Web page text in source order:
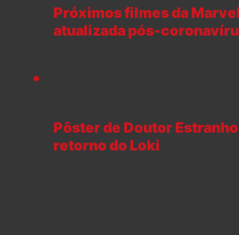
Próximos filmes da
atualizada pós-
Pôster de Doutor
retorno do Loki